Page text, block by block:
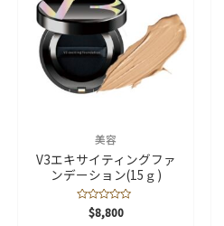
美容
V3エキサイティングファ
ンデーション(15ｇ)
$8,800